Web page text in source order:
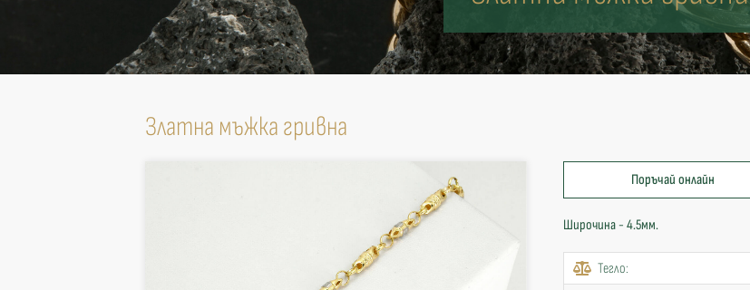
Златна мъжка гривна
Поръчай онлайн
Широчина - 4.5мм.
Тегло: